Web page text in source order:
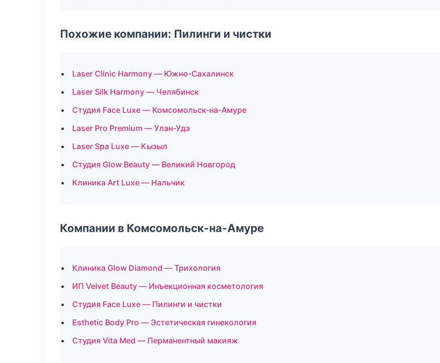
Похожие компании: Пилинги и чистки
Laser Clinic Harmony — Южно-Сахалинск
Laser Silk Harmony — Челябинск
Студия Face Luxe — Комсомольск-на-Амуре
Laser Pro Premium — Улан-Удэ
Laser Spa Luxe — Кызыл
Студия Glow Beauty — Великий Новгород
Клиника Art Luxe — Нальчик
Компании в Комсомольск-на-Амуре
Клиника Glow Diamond — Трихология
ИП Velvet Beauty — Инъекционная косметология
Студия Face Luxe — Пилинги и чистки
Esthetic Body Pro — Эстетическая гинекология
Студия Vita Med — Перманентный макияж